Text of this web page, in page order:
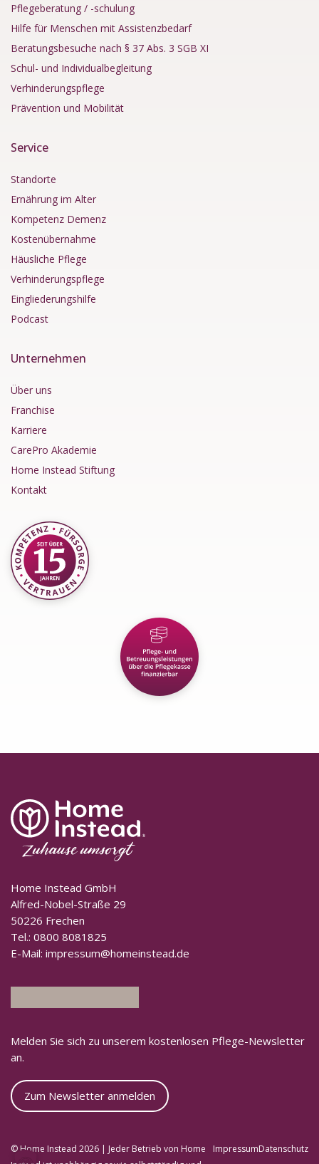
Pflegeberatung / -schulung
Hilfe für Menschen mit Assistenzbedarf
Beratungsbesuche nach § 37 Abs. 3 SGB XI
Schul- und Individualbegleitung
Verhinderungspflege
Prävention und Mobilität
Service
Standorte
Ernährung im Alter
Kompetenz Demenz
Kostenübernahme
Häusliche Pflege
Verhinderungspflege
Eingliederungshilfe
Podcast
Unternehmen
Über uns
Franchise
Karriere
CarePro Akademie
Home Instead Stiftung
Kontakt
Home Instead GmbH
Alfred-Nobel-Straße 29
50226 Frechen
Tel.: 0800 8081825
E-Mail: impressum@homeinstead.de
Melden Sie sich zu unserem kostenlosen Pflege-Newsletter
an.
Zum Newsletter anmelden
© Home Instead 2026 | Jeder Betrieb von Home
ImpressumDatenschutz